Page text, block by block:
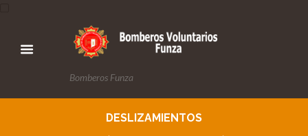
Bomberos Funza
DESLIZAMIENTOS